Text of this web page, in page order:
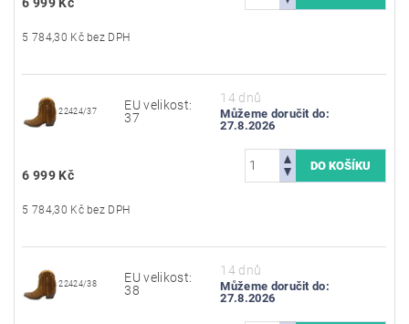
5 784,30 Kč bez DPH
22424/37
EU velikost:
37
14 dnů
Můžeme doručit do:
27.8.2026
6 999 Kč
5 784,30 Kč bez DPH
22424/38
EU velikost:
38
14 dnů
Můžeme doručit do:
27.8.2026